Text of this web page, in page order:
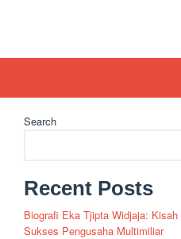
Search
Recent Posts
Biografi Eka Tjipta Widjaja: Kisah
Sukses Pengusaha Multimiliar